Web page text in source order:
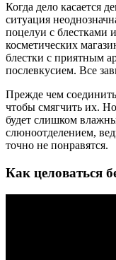
Когда дело касается
ситуация
поцелуи с блестками
косметических
блестки с приятным
послевкусием. Все
Прежде чем
чтобы смягчить их.
будет слишком
слюноотделением,
точно не понравятся.
Как целоваться